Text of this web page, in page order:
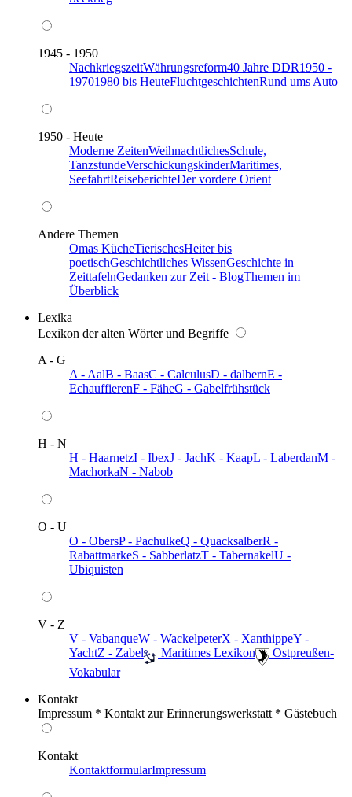
1945 - 1950
NachkriegszeitWährungsreform40 Jahre DDR1950 -
19701980 bis HeuteFluchtgeschichtenRund ums Auto
1950 - Heute
Moderne ZeitenWeihnachtlichesSchule,
TanzstundeVerschickungskinderMaritimes,
SeefahrtReiseberichteDer vordere Orient
Andere Themen
Omas KücheTierischesHeiter bis
poetischGeschichtliches WissenGeschichte in
ZeittafelnGedanken zur Zeit - BlogThemen im
Überblick
Lexika
Lexikon der alten Wörter und Begriffe
A - G
A - AalB - BaasC - CalculusD - dalbernE -
EchauffierenF - FäheG - Gabelfrühstück
H - N
H - HaarnetzI - IbexJ - JachK - KaapL - LaberdanM -
MachorkaN - Nabob
O - U
O - ObersP - PachulkeQ - QuacksalberR -
RabattmarkeS - SabberlatzT - TabernakelU -
Ubiquisten
V - Z
V - VabanqueW - WackelpeterX - XanthippeY -
YachtZ - Zabel ️ Maritimes Lexikon
️ Ostpreußen-
Vokabular
Kontakt
Impressum * Kontakt zur Erinnerungswerkstatt * Gästebuch
Kontakt
KontaktformularImpressum